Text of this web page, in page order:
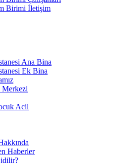
Birimi İletişim
Ana Bina
Ek Bina
Merkezi
Acil
Haberler